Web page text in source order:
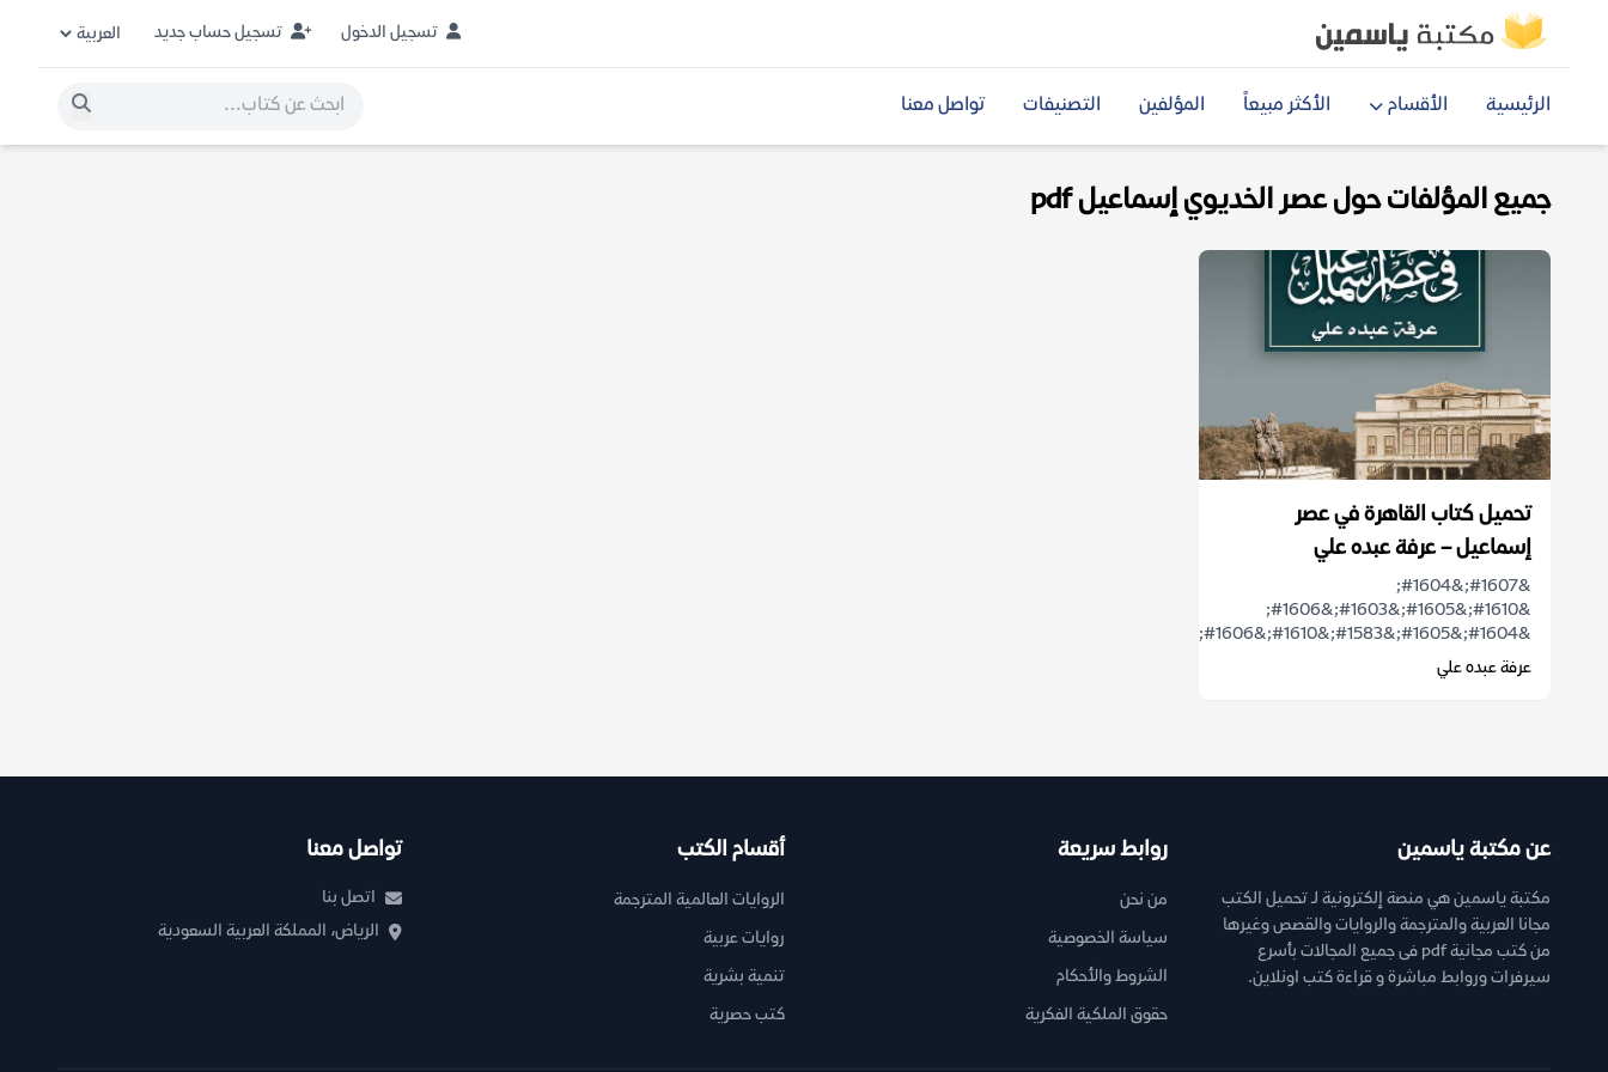
تسجيل الدخول تسجيل حساب جديد
الرئيسية الأقسام الأكثر مبيعاً المؤلفين التصنيفات تواصل معنا
جميع المؤلفات حول عصر الخديوي إسماعيل pdf
تحميل كتاب القاهرة في عصر
إسماعيل – عرفة عبده علي
&#1607;&#1604;
&#1610;&#1605;&#1603;&#1606;
&#1604;&#1605;&#1583;&#1610;&#1606;&...
عرفة عبده علي
عن مكتبة ياسمين
مكتبة ياسمين هي منصة إلكترونية لـ تحميل الكتب
مجانا العربية والمترجمة والروايات والقصص وغيرها
من كتب مجانية pdf فى جميع المجالات بأسرع
سيرفرات وروابط مباشرة و قراءة كتب اونلاين.
روابط سريعة
من نحن
سياسة الخصوصية
الشروط والأحكام
حقوق الملكية الفكرية
أقسام الكتب
الروايات العالمية المترجمة
روايات عربية
تنمية بشرية
كتب حصرية
تواصل معنا
اتصل بنا
الرياض، المملكة العربية السعودية